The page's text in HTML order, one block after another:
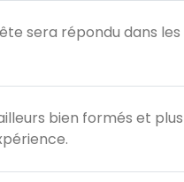
sera répondu dans les
bien formés et